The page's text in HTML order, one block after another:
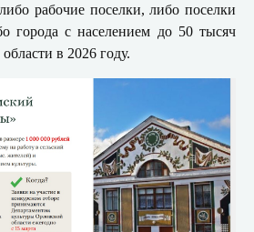
рабочие поселки, либо поселки
города с населением до 50 тысяч
в 2026 году.